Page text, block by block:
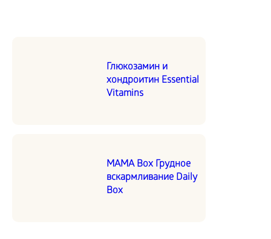
Глюкозамин и
хондроитин Essential
Vitamins
MAMA Box Грудное
вскармливание Daily
Box